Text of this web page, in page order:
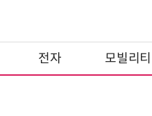
전자 모빌리티